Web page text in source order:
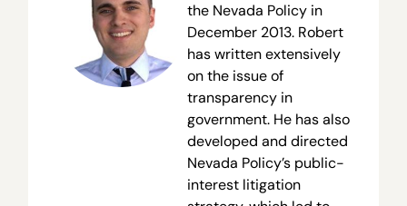
the Nevada Policy in
December 2013. Robert
has written extensively
on the issue of
transparency in
government. He has also
developed and directed
Nevada Policy’s public-
interest litigation